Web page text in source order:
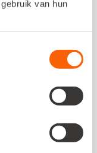
van hun
= 1001
aan